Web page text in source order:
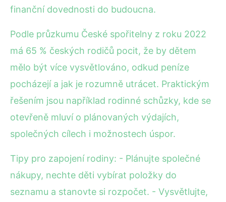
finanční dovednosti do budoucna.
Podle průzkumu České spořitelny z roku 2022
má 65 % českých rodičů pocit, že by dětem
mělo být více vysvětlováno, odkud peníze
pocházejí a jak je rozumně utrácet. Praktickým
řešením jsou například rodinné schůzky, kde se
otevřeně mluví o plánovaných výdajích,
společných cílech i možnostech úspor.
Tipy pro zapojení rodiny: - Plánujte společné
nákupy, nechte děti vybírat položky do
seznamu a stanovte si rozpočet. - Vysvětlujte,